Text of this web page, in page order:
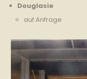
Douglasie
auf Anfrage